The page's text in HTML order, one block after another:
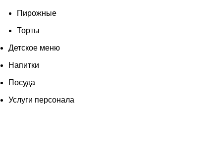
Пирожные
Торты
Детское меню
Напитки
Посуда
Услуги персонала